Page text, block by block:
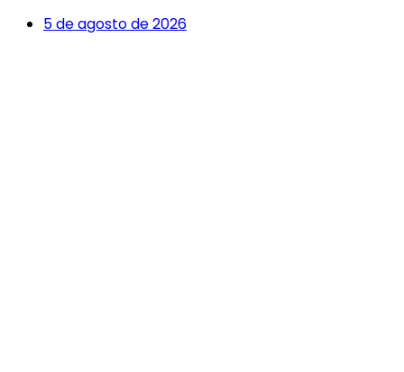
5 de agosto de 2026